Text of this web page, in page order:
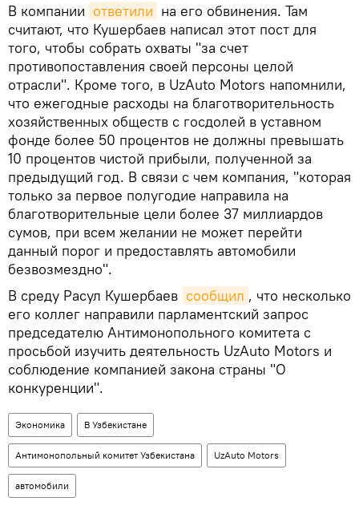
В компании ответили на его обвинения. Там
считают, что Кушербаев написал этот пост для
того, чтобы собрать охваты "за счет
противопоставления своей персоны целой
отрасли". Кроме того, в UzAuto Motors напомнили,
что ежегодные расходы на благотворительность
хозяйственных обществ с госдолей в уставном
фонде более 50 процентов не должны превышать
10 процентов чистой прибыли, полученной за
предыдущий год. В связи с чем компания, "которая
только за первое полугодие направила на
благотворительные цели более 37 миллиардов
сумов, при всем желании не может перейти
данный порог и предоставлять автомобили
безвозмездно".
В среду Расул Кушербаев сообщил , что несколько
его коллег направили парламентский запрос
председателю Антимонопольного комитета с
просьбой изучить деятельность UzAuto Motors и
соблюдение компанией закона страны "О
конкуренции".
Экономика В Узбекистане
Антимонопольный комитет Узбекистана UzAuto Motors
автомобили